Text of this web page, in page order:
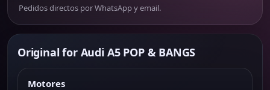
Pedidos directos por WhatsApp y email.
Original for Audi A5 POP & BANGS
Motores